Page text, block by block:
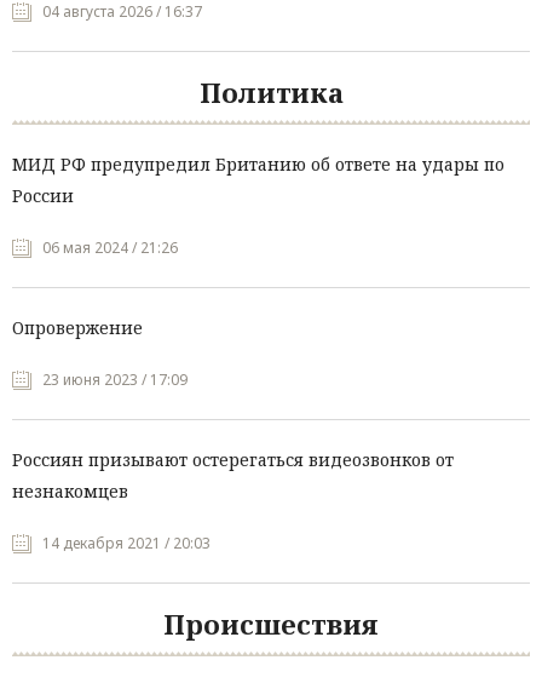
04 августа 2026 / 16:37
Политика
МИД РФ предупредил Британию об ответе на удары по
России
06 мая 2024 / 21:26
Опровержение
23 июня 2023 / 17:09
Россиян призывают остерегаться видеозвонков от
незнакомцев
14 декабря 2021 / 20:03
Происшествия